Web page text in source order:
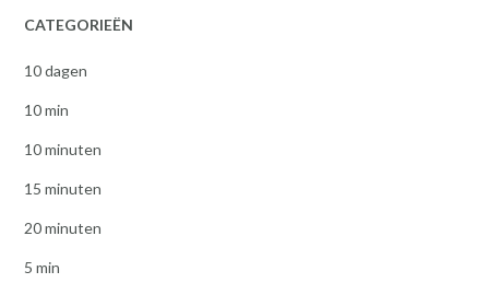
CATEGORIEËN
10 dagen
10 min
10 minuten
15 minuten
20 minuten
5 min